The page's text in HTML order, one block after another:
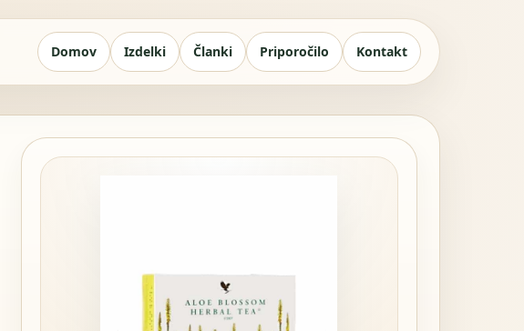
Domov Izdelki Članki Priporočilo Kontakt